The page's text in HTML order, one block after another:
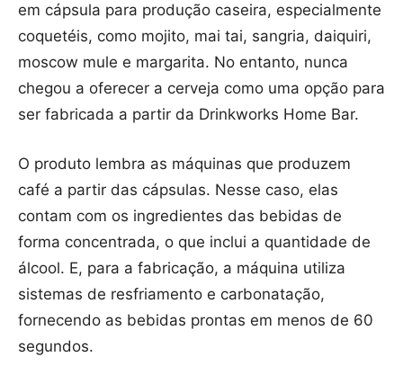
em cápsula para produção caseira, especialmente
coquetéis, como mojito, mai tai, sangria, daiquiri,
moscow mule e margarita. No entanto, nunca
chegou a oferecer a cerveja como uma opção para
ser fabricada a partir da Drinkworks Home Bar.
O produto lembra as máquinas que produzem
café a partir das cápsulas. Nesse caso, elas
contam com os ingredientes das bebidas de
forma concentrada, o que inclui a quantidade de
álcool. E, para a fabricação, a máquina utiliza
sistemas de resfriamento e carbonatação,
fornecendo as bebidas prontas em menos de 60
segundos.